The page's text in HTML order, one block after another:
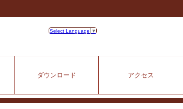
Select Language ▼
ダウンロード アクセス